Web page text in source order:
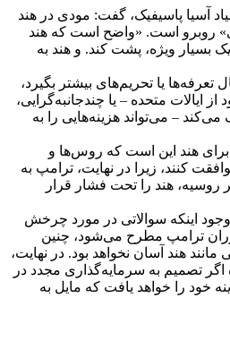
آسیا پاسیفیک، گفت: مودی در هند
روبرو است. «واضح است که هند
بسیار ویژه، پشت کند. و هند به
تعرفه‌ها یا تحریم‌های بیشتر بگیرد،
ایالات متحده – یا چندجانبه‌گرایی،
– می‌تواند هزینه‌هایی را به
برای هند این است که روس‌ها و
کنند، زیرا در نهایت، ترامپ به
روسیه، هند را تحت فشار قرار
اینکه سوالاتی در مورد چرخش
ترامپ مطرح می‌شود، چنین
هند آسان نخواهد بود. در نهایت،
اگر تصمیم به سرمایه‌گذاری مجدد در
خود را خواهد یافت که مایل به